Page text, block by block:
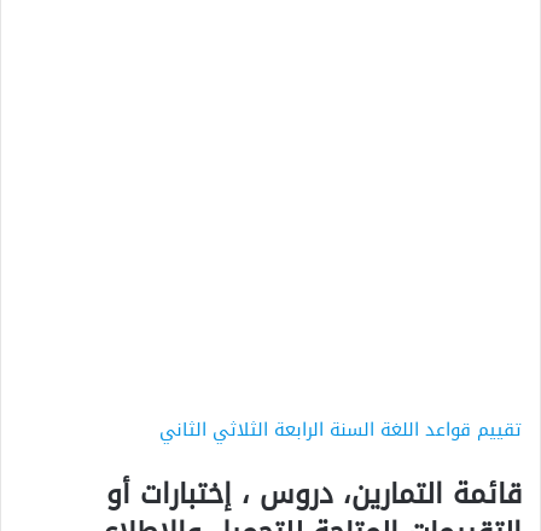
تقييم قواعد اللغة السنة الرابعة الثلاثي الثاني
قائمة التمارين، دروس ، إختبارات أو